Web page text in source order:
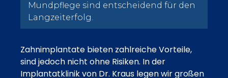
Mundpflege sind entscheidend für den
Langzeiterfolg.
Zahnimplantate bieten zahlreiche Vorteile,
sind jedoch nicht ohne Risiken. In der
Implantatklinik von Dr. Kraus legen wir großen